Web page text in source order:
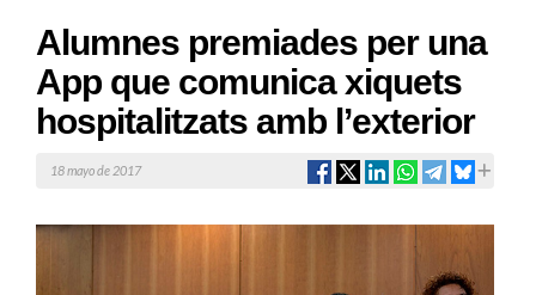
Alumnes premiades per una
App que comunica xiquets
hospitalitzats amb l’exterior
18 mayo de 2017